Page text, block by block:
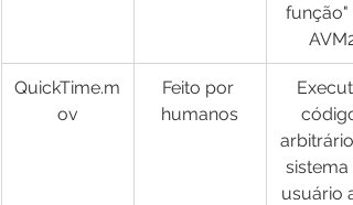
função"
AVM2​
QuickTime.m
ov
Feito por
humanos
código
arbitrário
sistema
usuário